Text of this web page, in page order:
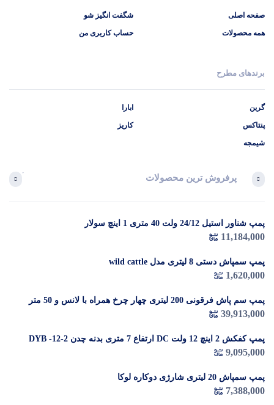
صفحه اصلی
همه محصولات
شگفت انگیز شو
حساب کاربری من
برندهای مطرح
گرین
پنتاکس
شیمجه
ابارا
کاریز
پرفروش ترین محصولات
پمپ شناور استیل 24/12 ولت 40 متری 1 اینچ سولار
11,184,000
پمپ سمپاش دستی 8 لیتری مدل wild cattle
1,620,000
پمپ سم پاش فرقونی 200 لیتری چهار چرخ همراه با لانس و 50 متر
شیلنگ
39,913,000
پمپ کفکش 2 اینچ 12 ولت DC ارتفاع 7 متری بدنه چدن DYB -12-2
9,095,000
پمپ سمپاش 20 لیتری شارژی دوکاره لوکا
7,388,000